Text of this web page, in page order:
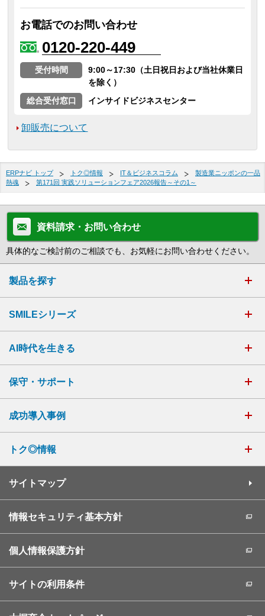
お電話でのお問い合わせ
0120-220-449
受付時間
9:00～17:30（土日祝日および当社休業日
を除く）
総合受付窓口
インサイドビジネスセンター
卸販売について
ERPナビ トップ トク◎情報 IT＆ビジネスコラム
製造業ニッポンの一品
熱魂
第171回 実践ソリューションフェア2026報告～その1～
資料請求・お問い合わせ
具体的なご検討前のご相談でも、お気軽にお問い合わせください。
製品を探す
SMILEシリーズ
AI時代を生きる
保守・サポート
成功導入事例
トク◎情報
サイトマップ
情報セキュリティ基本方針
個人情報保護方針
サイトの利用条件